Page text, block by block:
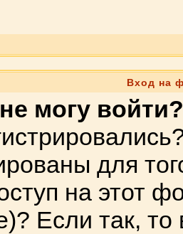
Вход на
могу войти?
для
на этот
Если так, то